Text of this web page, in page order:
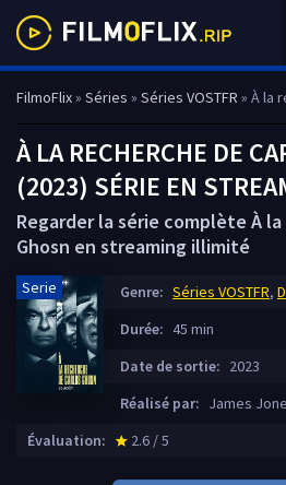
FilmoFlix» Séries » Séries VOSTFR » À la
À LA RECHERCHE DE
(2023) SÉRIE EN
Regarder la série complète À
Ghosn en streaming illimité
Serie Genre: Séries VOSTFR,
Durée: 45 min
Date de sortie: 2023
Réalisé par: James
Évaluation:
star_rate
2.6 / 5